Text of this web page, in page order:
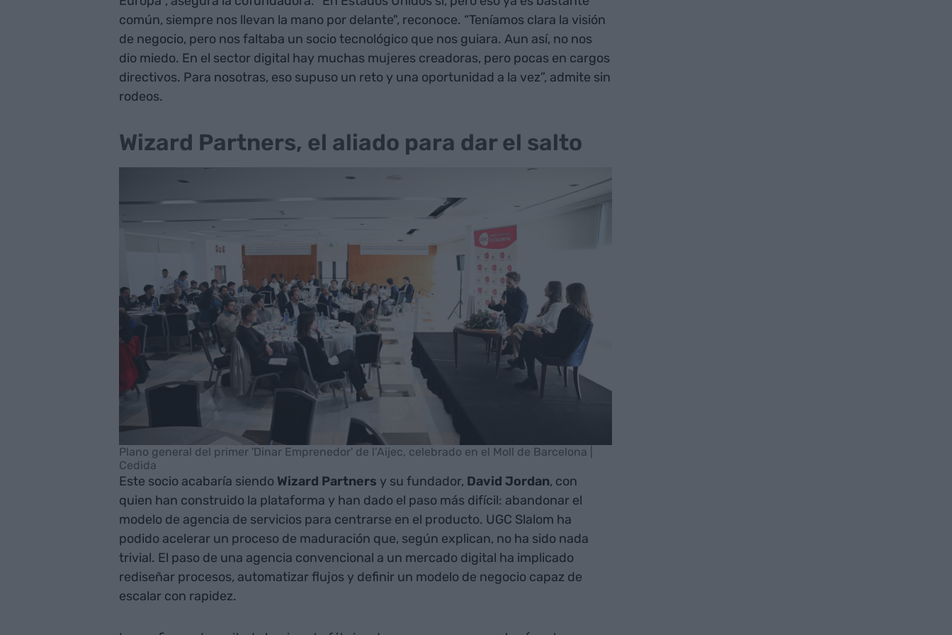
común, siempre nos llevan la mano por delante", reconoce. “Teníamos clara la visión
de negocio, pero nos faltaba un socio tecnológico que nos guiara. Aun así, no nos
dio miedo. En el sector digital hay muchas mujeres creadoras, pero pocas en cargos
directivos. Para nosotras, eso supuso un reto y una oportunidad a la vez”, admite sin
rodeos.
Wizard Partners, el aliado para dar el salto
Plano general del primer 'Dinar Emprenedor' de l’Aijec, celebrado en el Moll de Barcelona |
Cedida
Este socio acabaría siendo Wizard Partners y su fundador, David Jordan, con
quien han construido la plataforma y han dado el paso más difícil: abandonar el
modelo de agencia de servicios para centrarse en el producto. UGC Slalom ha
podido acelerar un proceso de maduración que, según explican, no ha sido nada
trivial. El paso de una agencia convencional a un mercado digital ha implicado
rediseñar procesos, automatizar flujos y definir un modelo de negocio capaz de
escalar con rapidez.